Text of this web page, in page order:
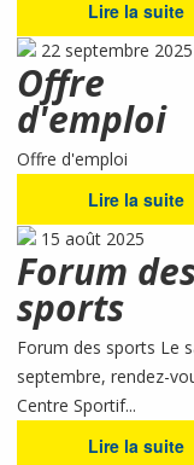
Lire la suite
22 septembre 2025
Offre
d'emploi
Offre d'emploi
Lire la suite
15 août 2025
Forum
sports
Forum des sports Le
septembre, rendez-
Centre Sportif...
Lire la suite